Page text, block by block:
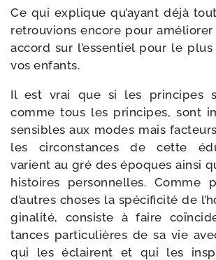
Ce qui explique qu’ayant déjà
retrou­vions encore pour
accord sur l’es­sen­tiel pour le
vos enfants.
Il est vrai que si les prin­cipes
comme tous les prin­cipes, sont
sen­sibles aux modes mais
les cir­cons­tances de cette
varient au gré des époques ain­si
his­toires per­son­nelles. Comme
d’autres choses la spé­ci­fi­ci­té de
gi­na­li­té, consiste à faire
tances par­ti­cu­lières de sa vie
qui les éclairent et qui les